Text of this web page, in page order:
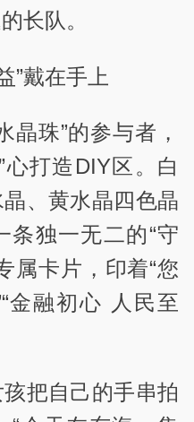
长队。
”戴在手上
晶珠”的参与者，
心打造DIY区。白
、黄水晶四色晶
条独一无二的“守
属卡片，印着“您
金融初心 人民至
把自己的手串拍